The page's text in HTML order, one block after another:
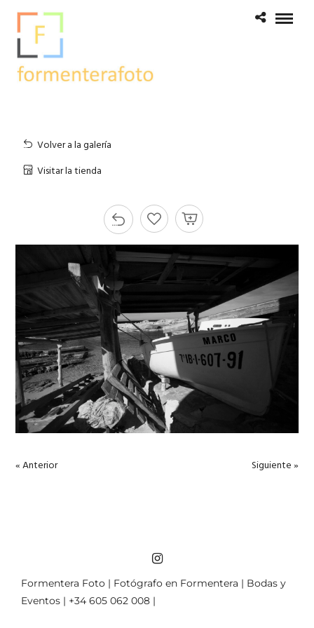
Volver a la galería
Visitar la tienda
« Anterior Siguiente »
Formentera Foto | Fotógrafo en Formentera | Bodas y
Eventos | +34 605 062 008 |